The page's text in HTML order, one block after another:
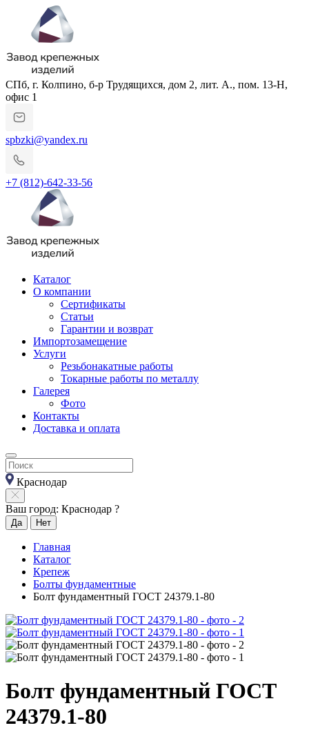
СПб, г. Колпино, б-р Трудящихся, дом 2, лит. А., пом. 13-Н,
офис 1
spbzki@yandex.ru
+7 (812)-642-33-56
Каталог
О компании
Сертификаты
Статьи
Гарантии и возврат
Импортозамещение
Услуги
Резьбонакатные работы
Токарные работы по металлу
Галерея
Фото
Контакты
Доставка и оплата
Краснодар
Ваш город: Краснодар ?
Да Нет
Главная
Каталог
Крепеж
Болты фундаментные
Болт фундаментный ГОСТ 24379.1-80
Болт фундаментный ГОСТ
24379.1-80